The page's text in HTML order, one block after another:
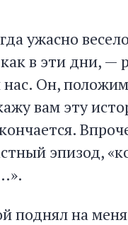
ужасно
в эти дни, —
нас. Он,
вам эту
эпизод,
поднял на